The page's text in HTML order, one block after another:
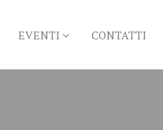
EVENTI CONTATTI